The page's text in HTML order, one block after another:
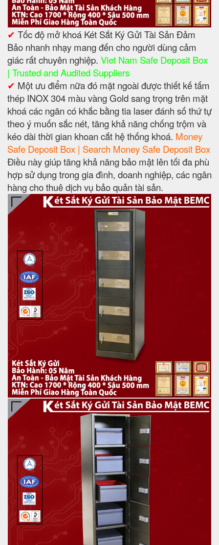
✔ Tốc độ mở khoá Két Sắt Ký Gửi Tài Sản Đảm
Bảo nhanh nhạy mang đến cho người dùng cảm
giác rất chuyên nghiệp. Viet Nam Safe Deposit Box
| Trusted and Audited Suppliers
✔ Một ưu điểm nữa đó mặt ngoài được thiết kế tấm
thép INOX 304 màu vàng Gold sang trọng trên mặt
khoá các ngăn có khắc bằng tia laser đánh số thứ tự
theo ý muốn sắc nét, tăng khả năng chống trộm và
kéo dài thời gian khoan cắt hệ thống khoá. Money
Safe Deposit Box | Search Money Safe Deposit Box
Điều này giúp tăng khả năng bảo mật lên tối đa phù
hợp sử dụng trong gia đình, doanh nghiệp, các ngân
hàng cho thuê dịch vụ bảo quản tài sản.